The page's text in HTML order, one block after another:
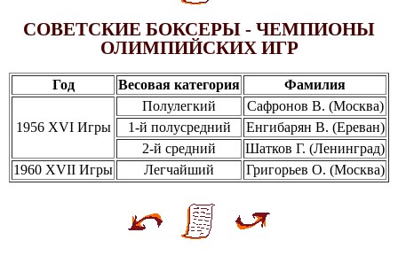
СОВЕТСКИЕ БОКСЕРЫ - ЧЕМПИОНЫ
ОЛИМПИЙСКИХ ИГР
Год Весовая категория Фамилия
1956 XVI Игры
Полулегкий
Сафронов В. (Москва)
1-й полусредний
Енгибарян В. (Ереван)
2-й средний
Шатков Г. (Ленинград)
1960 XVII Игры
Легчайший Григорьев О. (Москва)